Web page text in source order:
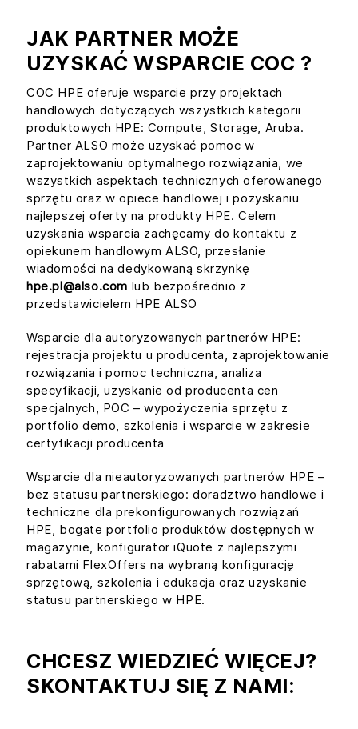
JAK PARTNER MOŻE
UZYSKAĆ WSPARCIE COC ?
COC HPE oferuje wsparcie przy projektach
handlowych dotyczących wszystkich kategorii
produktowych HPE: Compute, Storage, Aruba.
Partner ALSO może uzyskać pomoc w
zaprojektowaniu optymalnego rozwiązania, we
wszystkich aspektach technicznych oferowanego
sprzętu oraz w opiece handlowej i pozyskaniu
najlepszej oferty na produkty HPE. Celem
uzyskania wsparcia zachęcamy do kontaktu z
opiekunem handlowym ALSO, przesłanie
wiadomości na dedykowaną skrzynkę
hpe.pl@also.com lub bezpośrednio z
przedstawicielem HPE ALSO
Wsparcie dla autoryzowanych partnerów HPE:
rejestracja projektu u producenta, zaprojektowanie
rozwiązania i pomoc techniczna, analiza
specyfikacji, uzyskanie od producenta cen
specjalnych, POC – wypożyczenia sprzętu z
portfolio demo, szkolenia i wsparcie w zakresie
certyfikacji producenta
Wsparcie dla nieautoryzowanych partnerów HPE –
bez statusu partnerskiego: doradztwo handlowe i
techniczne dla prekonfigurowanych rozwiązań
HPE, bogate portfolio produktów dostępnych w
magazynie, konfigurator iQuote z najlepszymi
rabatami FlexOffers na wybraną konfigurację
sprzętową, szkolenia i edukacja oraz uzyskanie
statusu partnerskiego w HPE.
CHCESZ WIEDZIEĆ WIĘCEJ?
SKONTAKTUJ SIĘ Z NAMI: